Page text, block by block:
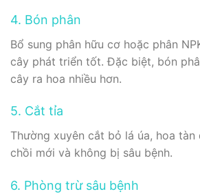
4. Bón phân
Bổ sung phân hữu cơ hoặc phân
cây phát triển tốt. Đặc biệt, bón
cây ra hoa nhiều hơn.
5. Cắt tỉa
Thường xuyên cắt bỏ lá úa, hoa
chồi mới và không bị sâu bệnh.
6. Phòng trừ sâu bệnh